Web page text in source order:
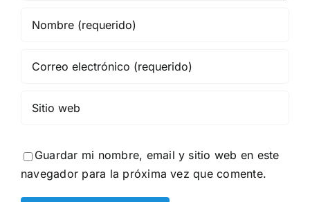
Guardar mi nombre, email y sitio web en este
navegador para la próxima vez que comente.